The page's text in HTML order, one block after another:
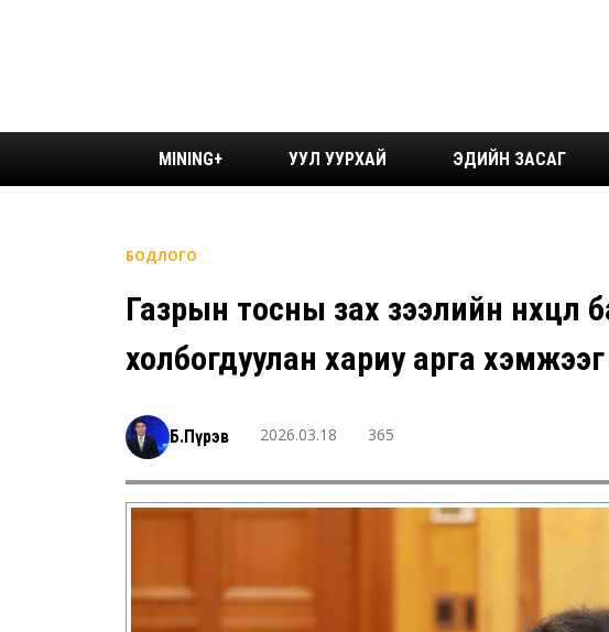
MINING+ УУЛ УУРХАЙ ЭДИЙН ЗАСАГ
БОДЛОГО
Газрын тосны зах зээлийн нөхцөл
холбогдуулан хариу арга
Б.Пүрэв 2026.03.18 365